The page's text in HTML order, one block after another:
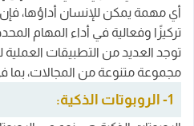
أي مهمة يمكن للإنسان أداؤها،
تركيزًا وفعالية في أداء المهام
توجد العديد من التطبيقات
مجموعة متنوعة من المجالات، بما
1- الروبوتات الذكية: